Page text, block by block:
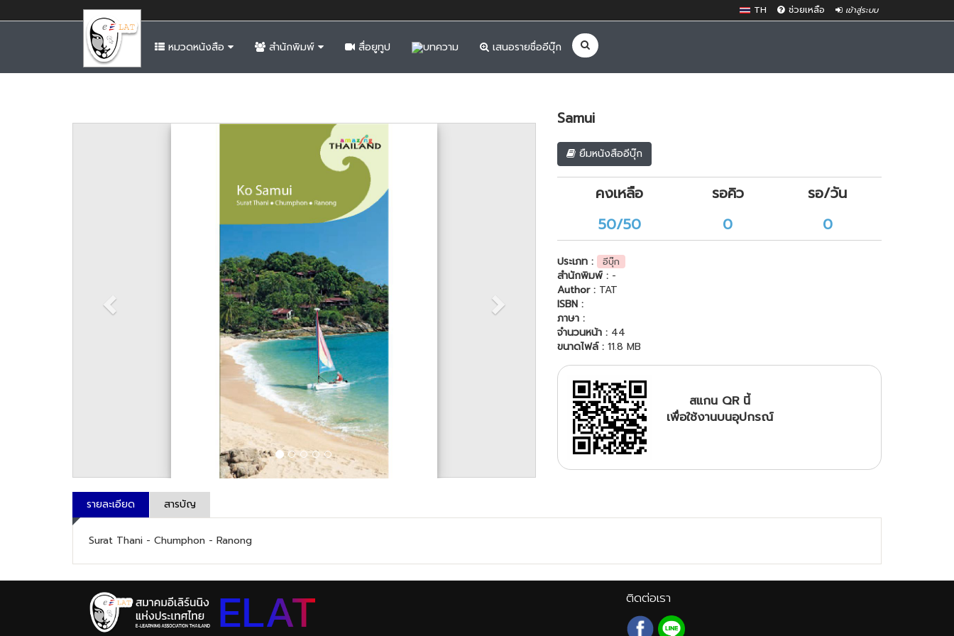
TH ช่วยเหลือ เข้าสู่ระบบ
หมวดหนังสือ สำนักพิมพ์ สื่อยูทูป บทความ เสนอรายชื่ออีบุ๊ก
Samui
ยืมหนังสืออีบุ๊ก
คงเหลือ รอคิว
รอ/วัน
50/50
0 0
ประเภท : อีบุ๊ก
สำนักพิมพ์ : -
Author : TAT
ISBN :
ภาษา :
จำนวนหน้า : 44
ขนาดไฟล์ : 11.8 MB
สแกน QR นี้
เพื่อใช้งานบนอุปกรณ์
รายละเอียด สารบัญ
Surat Thani - Chumphon - Ranong
ติดต่อเรา